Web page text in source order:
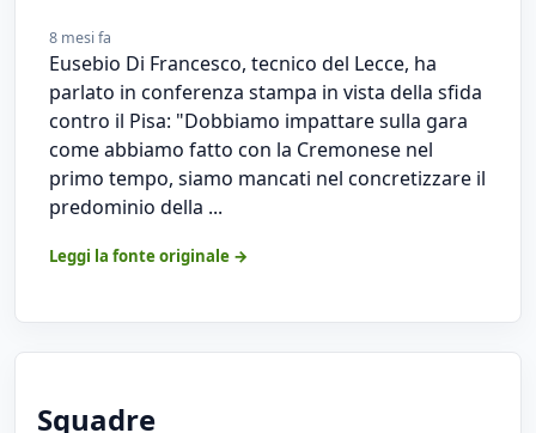
8 mesi fa
Eusebio Di Francesco, tecnico del Lecce, ha
parlato in conferenza stampa in vista della sfida
contro il Pisa: "Dobbiamo impattare sulla gara
come abbiamo fatto con la Cremonese nel
primo tempo, siamo mancati nel concretizzare il
predominio della ...
Leggi la fonte originale →
Squadre